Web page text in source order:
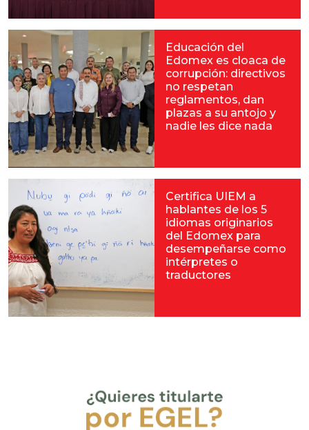
Educación del
Edomex es cloaca de
corrupción: directivos
no respetan
reglamentos, dan
plazas a su antojo y
nadie les dice nada
Certifica UIEM a
hablantes de los 5
idiomas originarios
del Edomex para
desempeñarse como
intérpretes o
traductores